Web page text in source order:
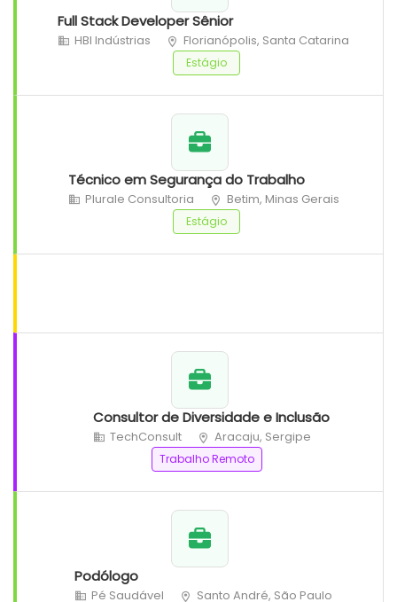
Full Stack Developer Sênior
HBI Indústrias Florianópolis, Santa Catarina
Estágio
Técnico em Segurança do Trabalho
Plurale Consultoria Betim, Minas Gerais
Estágio
Consultor de Diversidade e Inclusão
TechConsult Aracaju, Sergipe
Trabalho Remoto
Podólogo
Pé Saudável Santo André, São Paulo